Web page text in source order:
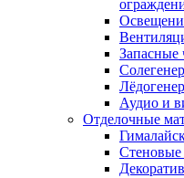
Запасные
Аудио и
Отделочные
Стеновые